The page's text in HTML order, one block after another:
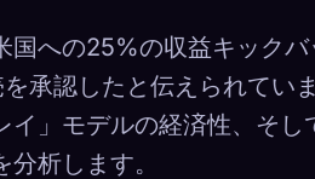
国への25%の収益キック
承認したと伝えられてい
イ」モデルの経済性、そ
析します。